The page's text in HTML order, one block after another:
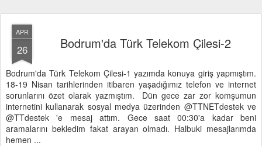
APR
26 Bodrum'da Türk Telekom Çilesi-2
Bodrum'da Türk Telekom Çilesi-1 yazımda konuya giriş yapmıştım.
18-19 Nisan tarihlerinden itibaren yaşadığımız telefon ve internet
sorunlarını özet olarak yazmıştım. Dün gece zar zor komşumun
internetini kullanarak sosyal medya üzerinden @TTNETdestek ve
@TTdestek 'e mesaj attım. Gece saat 00:30'a kadar beni
aramalarını bekledim fakat arayan olmadı. Halbuki mesajlarımda
hemen ...